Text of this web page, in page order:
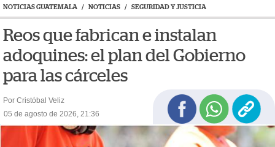
NOTICIAS GUATEMALA / NOTICIAS / SEGURIDAD Y JUSTICIA
Reos que fabrican e instalan
adoquines: el plan del Gobierno
para las cárceles
Por Cristóbal Veliz
05 de agosto de 2026, 21:36